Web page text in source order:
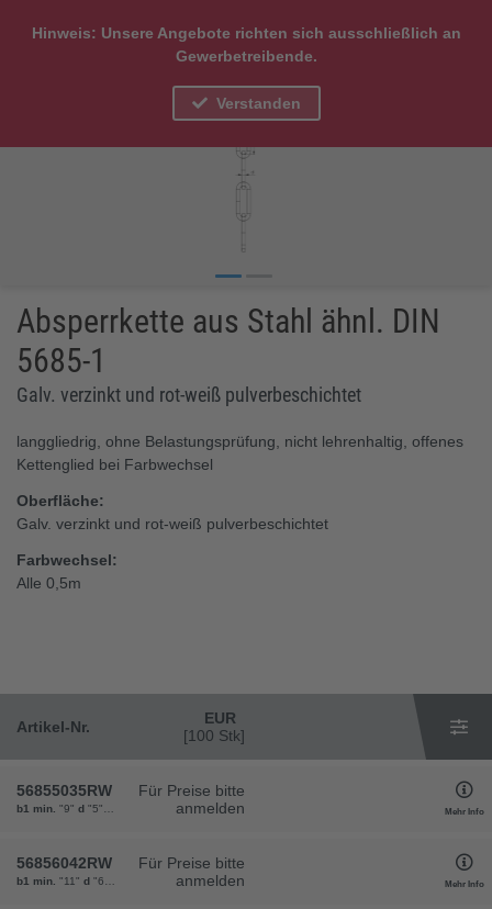
Hinweis: Unsere Angebote richten sich ausschließlich an
Gewerbetreibende.
Verstanden
Absperrkette aus Stahl ähnl. DIN
5685-1
Galv. verzinkt und rot-weiß pulverbeschichtet
langgliedrig, ohne Belastungsprüfung, nicht lehrenhaltig, offenes
Kettenglied bei Farbwechsel
Oberfläche:
Galv. verzinkt und rot-weiß pulverbeschichtet
Farbwechsel:
Alle 0,5m
Artikel-Nr.
EUR
[100 Stk]
56855035RW
b1 min. "9" d "5" "35"Gewicht"42"
Für Preise bitte
anmelden
Mehr Info
56856042RW
b1 min. "11" d "6" "42"Gewicht"61"
Für Preise bitte
anmelden
Mehr Info